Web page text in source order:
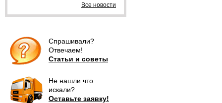
Все новости
Спрашивали?
Отвечаем!
Статьи и советы
Не нашли что
искали?
Оставьте заявку!